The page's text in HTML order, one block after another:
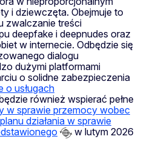
i dziewczęta. Obejmuje to
zwalczanie treści
deepfake i deepnudes oraz
w internecie. Odbędzie się
dialogu
dużymi platformami
o solidne zabezpieczenia
o usługach
również wspierać pełne
w sprawie przemocy wobec
działania w sprawie
w lutym 2026